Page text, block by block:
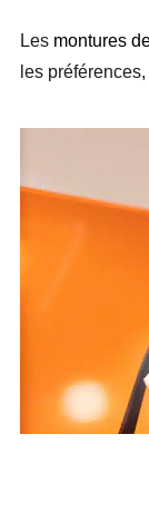
Les montures
les